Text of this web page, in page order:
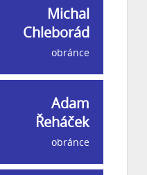
Michal
Chleborád
obránce
Adam
Řeháček
obránce